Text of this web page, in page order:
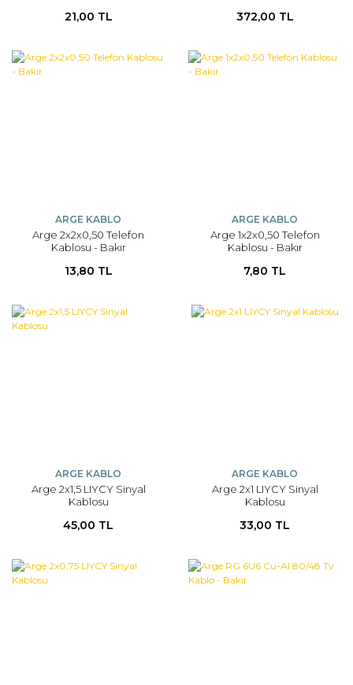
21,00 TL 372,00 TL
ARGE KABLO
Arge 2x2x0,50 Telefon
Kablosu - Bakır
13,80 TL
ARGE KABLO
Arge 1x2x0,50 Telefon
Kablosu - Bakır
7,80 TL
ARGE KABLO
Arge 2x1,5 LIYCY Sinyal
Kablosu
45,00 TL
ARGE KABLO
Arge 2x1 LIYCY Sinyal
Kablosu
33,00 TL